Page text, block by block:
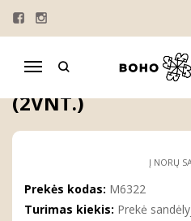
Navigacija
Pagrindinis
Plaukų gumytės mergaitei (2vnt.)
PLAUKŲ
(2VNT.)
Į NORŲ
Prekės kodas: M6322
Turimas kiekis: Prekė